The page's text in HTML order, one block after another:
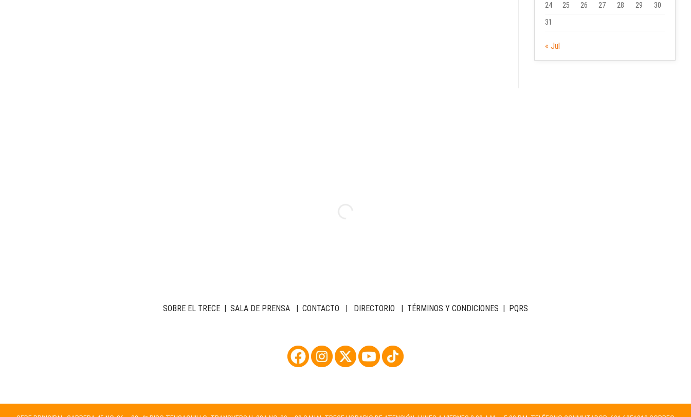
24
25 26 27 28 29
30
31
« Jul
SOBRE EL TRECE | SALA DE PRENSA | CONTACTO | DIRECTORIO | TÉRMINOS Y CONDICIONES | PQRS